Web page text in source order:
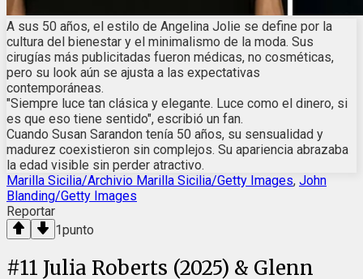
A sus 50 años, el estilo de Angelina Jolie se define por la
cultura del bienestar y el minimalismo de la moda. Sus
cirugías más publicitadas fueron médicas, no cosméticas,
pero su look aún se ajusta a las expectativas
contemporáneas.
"Siempre luce tan clásica y elegante. Luce como el dinero, si
es que eso tiene sentido", escribió un fan.
Cuando Susan Sarandon tenía 50 años, su sensualidad y
madurez coexistieron sin complejos. Su apariencia abrazaba
la edad visible sin perder atractivo.
Marilla Sicilia/Archivio Marilla Sicilia/Getty Images, John
Blanding/Getty Images
Reportar
1punto
#11 Julia Roberts (2025) & Glenn